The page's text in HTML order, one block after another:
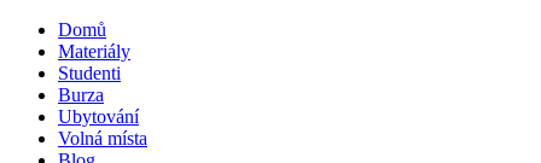
Domů
Materiály
Studenti
Burza
Ubytování
Volná místa